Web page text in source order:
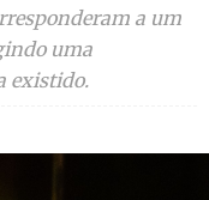
a um
uma
existido.